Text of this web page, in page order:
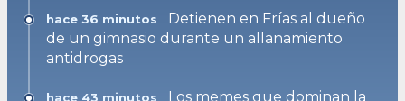
hace 36 minutos
Detienen en Frías al dueño
de un gimnasio durante un allanamiento
antidrogas
hace 43 minutos
Los memes que dominan la